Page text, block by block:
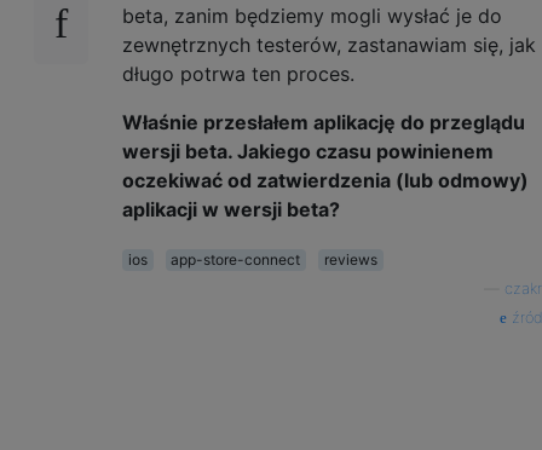
beta, zanim będziemy mogli wysłać je do
zewnętrznych testerów, zastanawiam się, jak
długo potrwa ten proces.
Właśnie przesłałem aplikację do przeglądu
wersji beta. Jakiego czasu powinienem
oczekiwać od zatwierdzenia (lub odmowy)
aplikacji w wersji beta?
ios app-store-connect
reviews